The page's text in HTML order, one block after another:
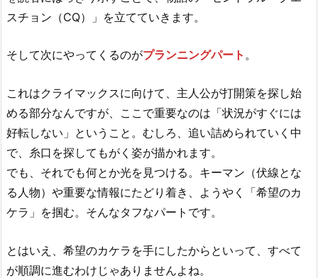
スチョン（CQ）」を立てていきます。
そして次にやってくるのがプランニングパート 。
これはクライマックスに向けて、主人公が打開策を探し始
める部分なんですが、ここで重要なのは「状況がすぐには
好転しない」ということ。むしろ、追い詰められていく中
で、糸口を探してもがく姿が描かれます。
でも、それでも何とか光を見つける。キーマン（伏線とな
る人物）や重要な情報にたどり着き、ようやく「希望のカ
ケラ」を掴む。そんなタフなパートです。
とはいえ、希望のカケラを手にしたからといって、すべて
が順調に進むわけじゃありませんよね。